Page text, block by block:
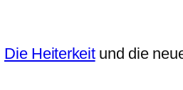
Die Heiterkeitund die